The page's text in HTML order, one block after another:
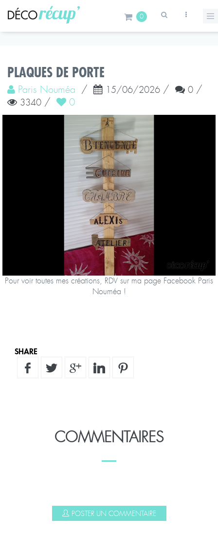
0
PLAQUES DE PORTE
Paris Nouméa / 15/06/2026 / 0 /
3340 / 0
Pour voir toutes mes créations, RDV sur ma page Facebook Paris
Nouméa !
SHARE
COMMENTAIRES
POSTER UN COMMENTAIRE